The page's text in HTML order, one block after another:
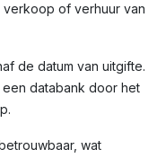
of verhuur van
de datum van uitgifte.
databank door het
wat